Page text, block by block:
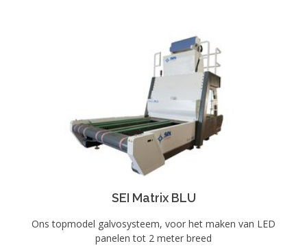
SEI Matrix BLU
Ons topmodel galvosysteem, voor het maken van LED
panelen tot 2 meter breed